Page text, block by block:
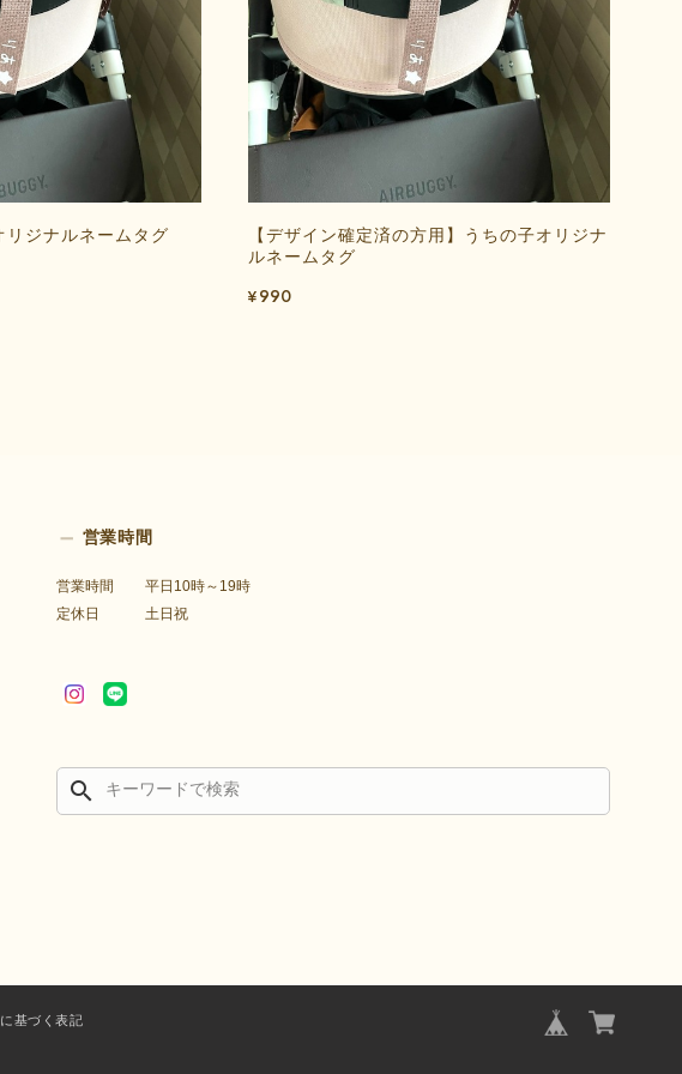
リジナルネームタグ
【デザイン確定済の方用】うちの子オリジナ
ルネームタグ
¥990
営業時間
営業時間
平日10時～19時
定休日
土日祝
search
基づく表記